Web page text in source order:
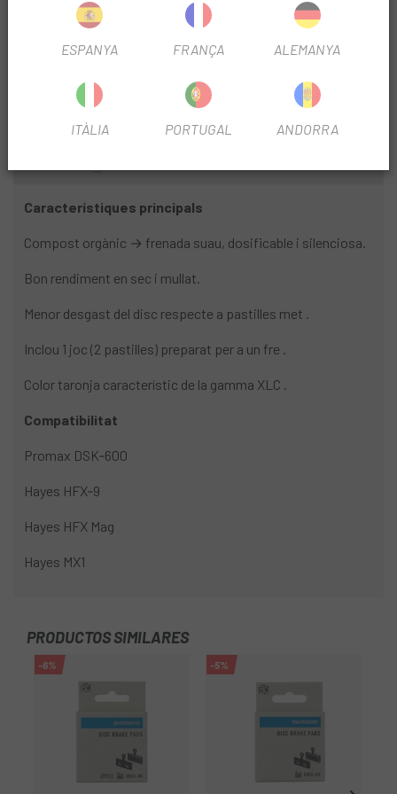
cuidant a més el desgast del disc.
ORGANIQUES
FITXA DE PRODUCTE
Disco
Característiques principals
Compost orgànic → frenada suau, dosificable i silenciosa.
Bon rendiment en sec i mullat.
Menor desgast del disc respecte a pastilles met .
Inclou 1 joc (2 pastilles) preparat per a un fre .
Color taronja característic de la gamma XLC .
Compatibilitat
Promax DSK‑600
Hayes HFX‑9
Hayes HFX Mag
Hayes MX1
PRODUCTOS SIMILARES
-6% -5%
ESPANYA FRANÇA ALEMANYA
ITÀLIA PORTUGAL ANDORRA